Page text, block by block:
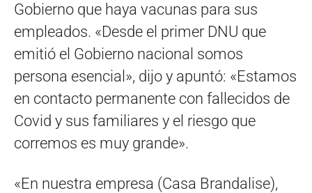
Gobierno que haya vacunas para sus
empleados. «Desde el primer DNU que
emitió el Gobierno nacional somos
persona esencial», dijo y apuntó: «Estamos
en contacto permanente con fallecidos de
Covid y sus familiares y el riesgo que
corremos es muy grande».
«En nuestra empresa (Casa Brandalise),